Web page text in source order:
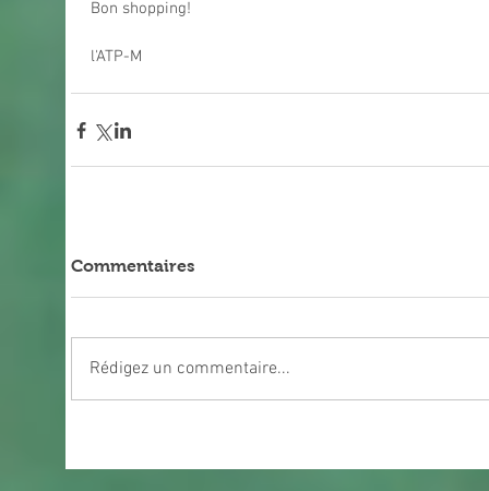
Bon shopping!
l'ATP-M
Commentaires
Rédigez un commentaire...